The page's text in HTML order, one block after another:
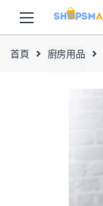
navigation
content
首頁 廚房用品